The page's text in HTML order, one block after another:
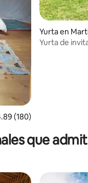
promedio: 4.89
(180)
Yurta en
Yurta de
que